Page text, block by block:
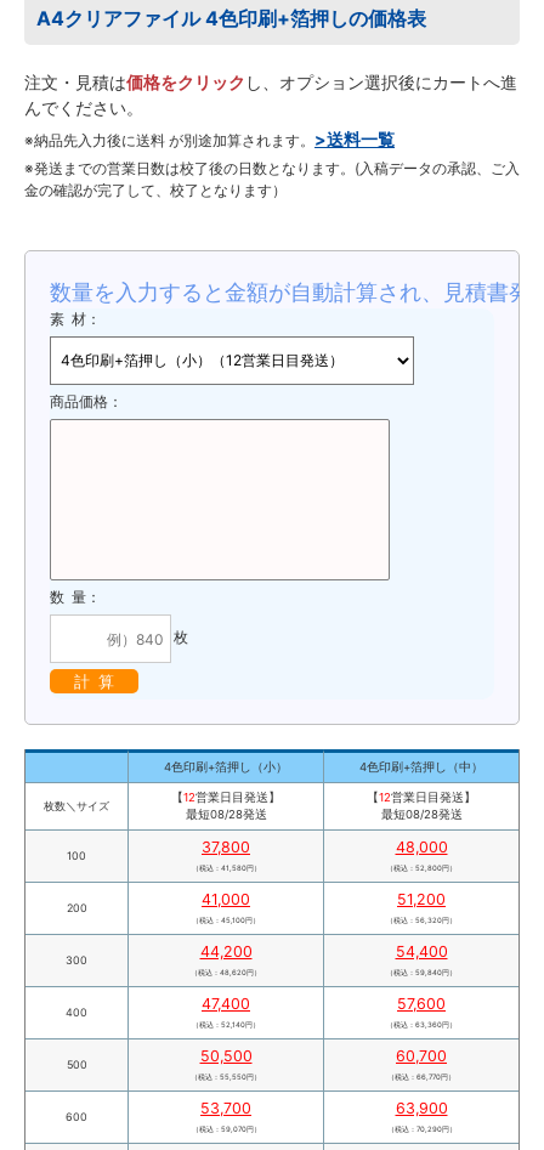
A4クリアファイル 4色印刷+箔押しの価格表
注文・見積は価格をクリック し、オプション選択後にカートへ進
んでください。
※納品先入力後に送料 が別途加算されます。 >送料一覧
※発送までの営業日数は校了後の日数となります。(入稿データの承認、ご入
金の確認が完了して、校了となります）
数量を入力すると金額が自動計算され、見積書発
素 材：
商品価格：
数 量：
枚
計 算
4色印刷+箔押し（小） 4色印刷+箔押し（中）
枚数＼サイズ
【12営業日目発送】
最短08/28発送
【12営業日目発送】
最短08/28発送
100 37,800
（税込：41,580円）
48,000
（税込：52,800円）
200 41,000
（税込：45,100円）
51,200
（税込：56,320円）
300 44,200
（税込：48,620円）
54,400
（税込：59,840円）
400 47,400
（税込：52,140円）
57,600
（税込：63,360円）
500 50,500
（税込：55,550円）
60,700
（税込：66,770円）
600 53,700
（税込：59,070円）
63,900
（税込：70,290円）